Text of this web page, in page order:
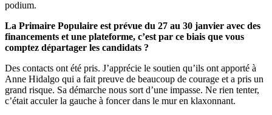
podium.
La Primaire Populaire est prévue du 27 au 30 janvier avec des
financements et une plateforme, c’est par ce biais que vous
comptez départager les candidats ?
Des contacts ont été pris. J’apprécie le soutien qu’ils ont apporté à
Anne Hidalgo qui a fait preuve de beaucoup de courage et a pris un
grand risque. Sa démarche nous sort d’une impasse. Ne rien tenter,
c’était acculer la gauche à foncer dans le mur en klaxonnant.